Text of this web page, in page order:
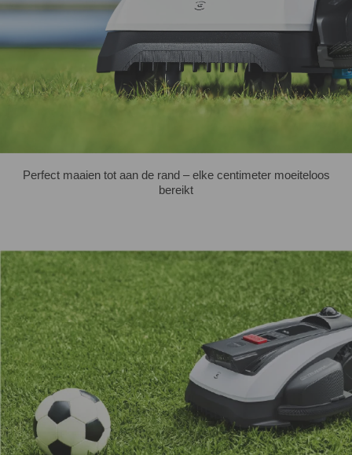
Perfect maaien tot aan de rand – elke centimeter moeiteloos
bereikt